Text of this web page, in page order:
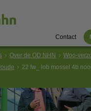
Contact
Over de OD NHN Woo-
22 fw_ lob mossel 4b